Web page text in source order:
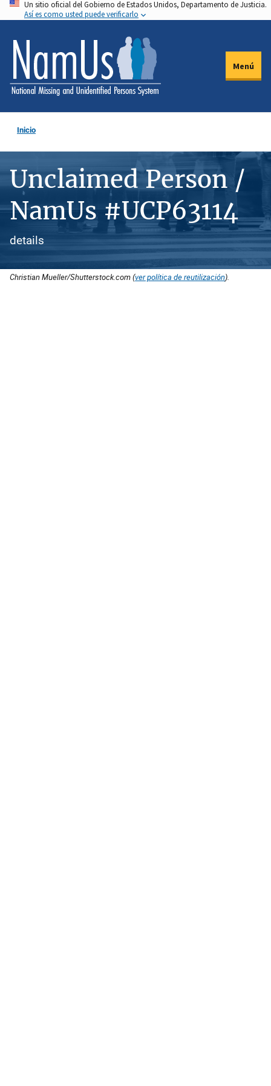
Pasar
al
contenido
principal
Un sitio oficial del Gobierno de Estados Unidos, Departamento de Justicia.
Así es como usted puede verificarlo
Menú
Inicio
Unclaimed Person /
NamUs #UCP63114
details
Christian Mueller/Shutterstock.com (ver política de reutilización).